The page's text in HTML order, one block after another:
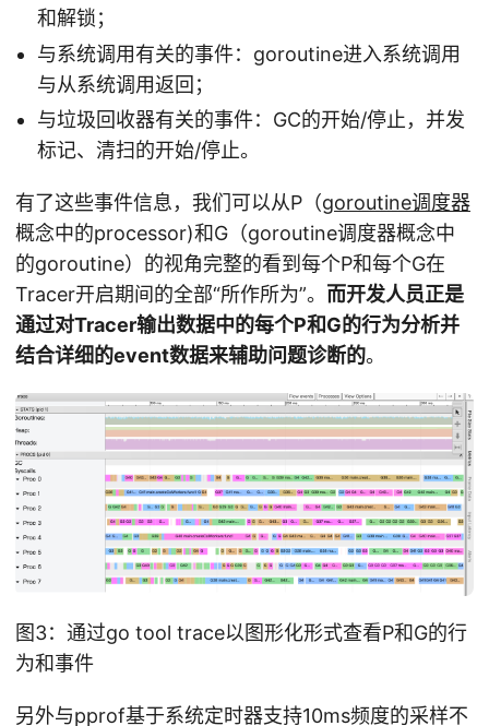
和解锁；
与系统调用有关的事件：goroutine进入系统调用
与从系统调用返回；
与垃圾回收器有关的事件：GC的开始/停止，并发
标记、清扫的开始/停止。
有了这些事件信息，我们可以从P（goroutine调度器
概念中的processor)和G（goroutine调度器概念中
的goroutine）的视角完整的看到每个P和每个G在
Tracer开启期间的全部“所作所为”。 而开发人员正是
通过对Tracer输出数据中的每个P和G的行为分析并
结合详细的event数据来辅助问题诊断的。
图3：通过go tool trace以图形化形式查看P和G的行
为和事件
另外与pprof基于系统定时器支持10ms频度的采样不